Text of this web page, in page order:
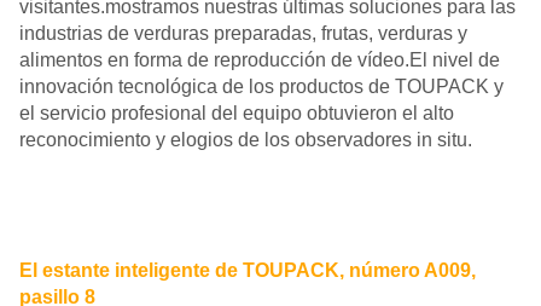
visitantes.mostramos nuestras últimas soluciones para las
industrias de verduras preparadas, frutas, verduras y
alimentos en forma de reproducción de vídeo.El nivel de
innovación tecnológica de los productos de TOUPACK y
el servicio profesional del equipo obtuvieron el alto
reconocimiento y elogios de los observadores in situ.
El estante inteligente de TOUPACK, número A009,
pasillo 8